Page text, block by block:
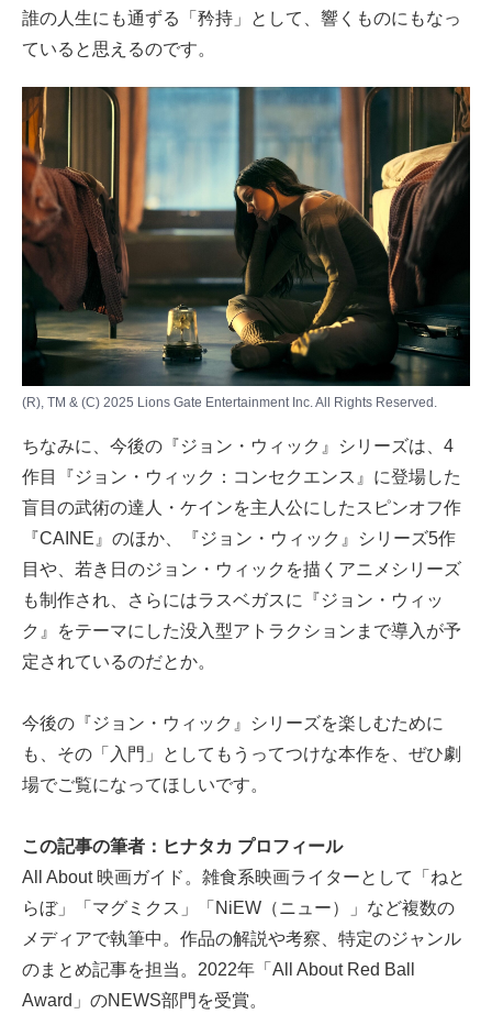
誰の人生にも通ずる「矜持」として、響くものにもなっ
ていると思えるのです。
(R), TM & (C) 2025 Lions Gate Entertainment Inc. All Rights Reserved.
ちなみに、今後の『ジョン・ウィック』シリーズは、4
作目『ジョン・ウィック：コンセクエンス』に登場した
盲目の武術の達人・ケインを主人公にしたスピンオフ作
『CAINE』のほか、『ジョン・ウィック』シリーズ5作
目や、若き日のジョン・ウィックを描くアニメシリーズ
も制作され、さらにはラスベガスに『ジョン・ウィッ
ク』をテーマにした没入型アトラクションまで導入が予
定されているのだとか。
今後の『ジョン・ウィック』シリーズを楽しむために
も、その「入門」としてもうってつけな本作を、ぜひ劇
場でご覧になってほしいです。
この記事の筆者：ヒナタカ プロフィール
All About 映画ガイド。雑食系映画ライターとして「ねと
らぼ」「マグミクス」「NiEW（ニュー）」など複数の
メディアで執筆中。作品の解説や考察、特定のジャンル
のまとめ記事を担当。2022年「All About Red Ball
Award」のNEWS部門を受賞。